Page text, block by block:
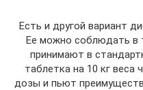
Есть и другой вариант
Ее можно соблюдать в
принимают в
таблетка на 10 кг веса
дозы и пьют